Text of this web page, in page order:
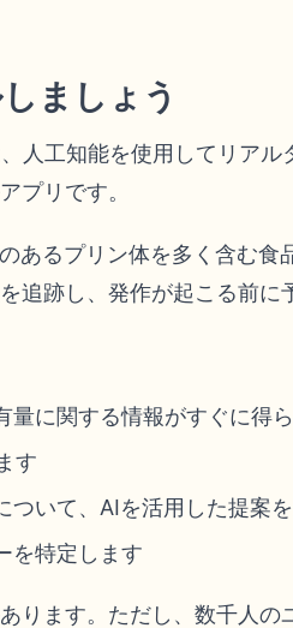
ましょう
人工知能を使用してリアル
プリです。
あるプリン体を多く含む食
追跡し、発作が起こる前に
に関する情報がすぐに得
す
ついて、AIを活用した提案
を特定します
ります。ただし、数千人の